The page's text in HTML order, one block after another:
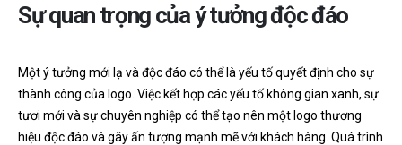
Sự quan trọng của ý tưởng độc đáo
Một ý tưởng mới lạ và độc đáo có thể là yếu tố quyết định cho sự
thành công của logo. Việc kết hợp các yếu tố không gian xanh, sự
tươi mới và sự chuyên nghiệp có thể tạo nên một logo thương
hiệu độc đáo và gây ấn tượng mạnh mẽ với khách hàng. Quá trình